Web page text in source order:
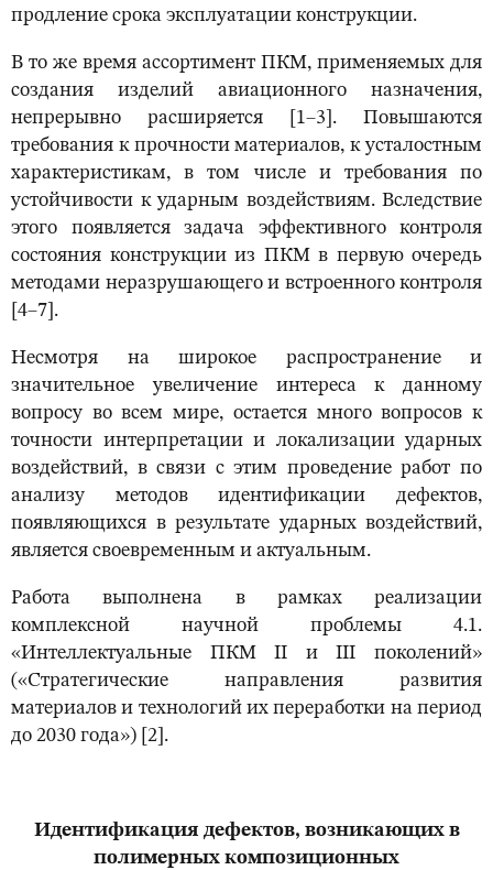
продление срока эксплуатации конструкции.
В то же время ассортимент ПКМ, применяемых для
создания изделий авиационного назначения,
непрерывно расширяется [1–3]. Повышаются
требования к прочности материалов, к усталостным
характеристикам, в том числе и требования по
устойчивости к ударным воздействиям. Вследствие
этого появляется задача эффективного контроля
состояния конструкции из ПКМ в первую очередь
методами неразрушающего и встроенного контроля
[4–7].
Несмотря на широкое распространение и
значительное увеличение интереса к данному
вопросу во всем мире, остается много вопросов к
точности интерпретации и локализации ударных
воздействий, в связи с этим проведение работ по
анализу методов идентификации дефектов,
появляющихся в результате ударных воздействий,
является своевременным и актуальным.
Работа выполнена в рамках реализации
комплексной научной проблемы 4.1.
«Интеллектуальные ПКМ II и III поколений»
(«Стратегические направления развития
материалов и технологий их переработки на период
до 2030 года») [2].
Идентификация дефектов, возникающих в
полимерных композиционных